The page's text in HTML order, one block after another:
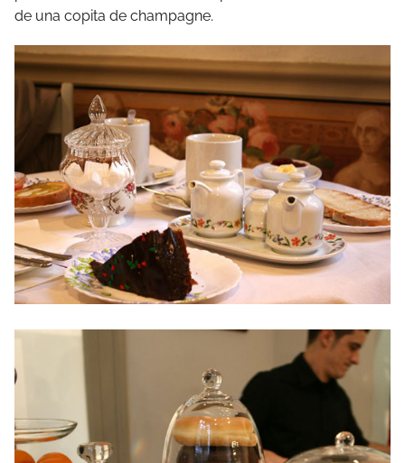
de una copita de champagne.